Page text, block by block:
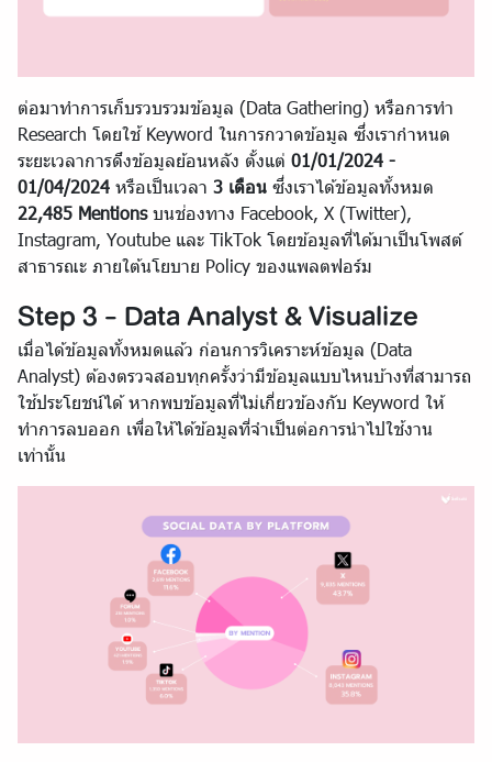
ต่อมาทำการเก็บรวบรวมข้อมูล (Data Gathering) หรือการทำ
Research โดยใช้ Keyword ในการกวาดข้อมูล ซึ่งเรากำหนด
ระยะเวลาการดึงข้อมูลย้อนหลัง ตั้งแต่ 01/01/2024 -
01/04/2024 หรือเป็นเวลา 3 เดือน ซึ่งเราได้ข้อมูลทั้งหมด
22,485 Mentionsบนช่องทาง Facebook, X (Twitter),
Instagram, Youtube และ TikTok โดยข้อมูลที่ได้มาเป็นโพสต์
สาธารณะ ภายใต้นโยบาย Policy ของแพลตฟอร์ม
Step 3 - Data Analyst & Visualize
เมื่อได้ข้อมูลทั้งหมดแล้ว ก่อนการวิเคราะห์ข้อมูล (Data
Analyst) ต้องตรวจสอบทุกครั้งว่ามีข้อมูลแบบไหนบ้างที่สามารถ
ใช้ประโยชน์ได้ หากพบข้อมูลที่ไม่เกี่ยวข้องกับ Keyword ให้
ทำการลบออก เพื่อให้ได้ข้อมูลที่จำเป็นต่อการนำไปใช้งาน
เท่านั้น